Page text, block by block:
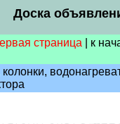
Доска
страница к